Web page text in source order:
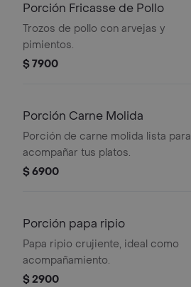
Porción Fricasse de Pollo
Trozos de pollo con arvejas y
pimientos.
$ 7900
Porción Carne Molida
Porción de carne molida lista para
acompañar tus platos.
$ 6900
Porción papa ripio
Papa ripio crujiente, ideal como
acompañamiento.
$ 2900